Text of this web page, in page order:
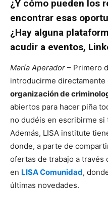
¿Y cómo pueden los
encontrar esas
¿Hay alguna
acudir a eventos,
María Aperador – Primero
introducirme directamente
organización de
abiertos para hacer piña
no dudéis en escribirme
Además, LISA institute
donde, a parte de
ofertas de trabajo a través
en LISA Comunidad,
últimas novedades.